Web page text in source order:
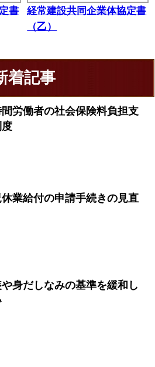
書
経常建設共同企業体協定書
（乙）
着記事
労働者の社会保険料負担支
業給付の申請手続きの見直
や身だしなみの基準を緩和し